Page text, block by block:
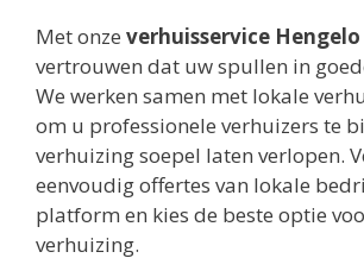
Met onze verhuisservice Hengelo
vertrouwen dat uw spullen in
We werken samen met lokale
om u professionele verhuizers te
verhuizing soepel laten verlopen.
eenvoudig offertes van lokale
platform en kies de beste optie
verhuizing.